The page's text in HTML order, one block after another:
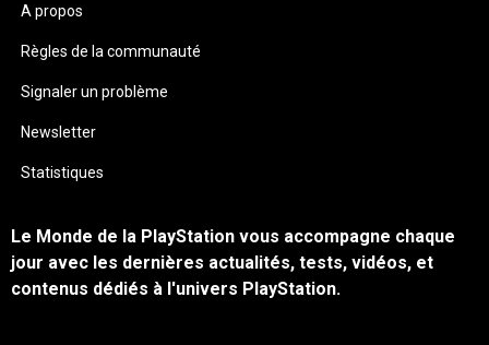
A propos
Règles de la communauté
Signaler un problème
Newsletter
Statistiques
Le Monde de la PlayStation vous accompagne chaque
jour avec les dernières actualités, tests, vidéos, et
contenus dédiés à l'univers PlayStation.